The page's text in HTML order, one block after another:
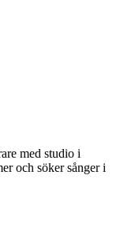
med studio i
och söker sånger i